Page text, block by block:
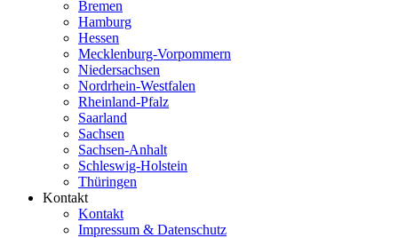
Bremen
Hamburg
Hessen
Mecklenburg-Vorpommern
Niedersachsen
Nordrhein-Westfalen
Rheinland-Pfalz
Saarland
Sachsen
Sachsen-Anhalt
Schleswig-Holstein
Thüringen
Kontakt
Kontakt
Impressum & Datenschutz